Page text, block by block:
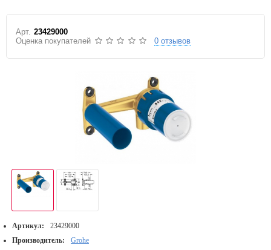
Арт. 23429000
Оценка покупателей
0 отзывов
Артикул:
23429000
Производитель:
Grohe